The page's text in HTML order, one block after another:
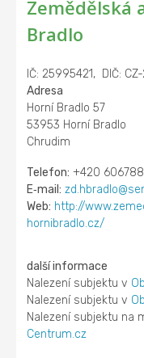
Zemědělská
Bradlo
IČ: 25995421, DIČ:
Adresa
Horní Bradlo 57
53953 Horní Bradlo
Chrudim
Telefon: +420
E‑mail:
Web: http://
hornibradlo.cz/
další informace
Nalezení subjektu v
Nalezení subjektu v
Nalezení subjektu na
Centrum.cz